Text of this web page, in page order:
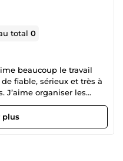
total0
beaucoup le travail
fiable, sérieux et très à
J’aime organiser les
personnes à gagner du
plus